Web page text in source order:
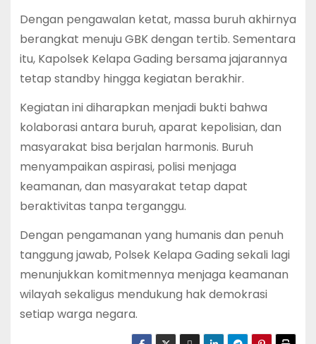
Dengan pengawalan ketat, massa buruh akhirnya
berangkat menuju GBK dengan tertib. Sementara
itu, Kapolsek Kelapa Gading bersama jajarannya
tetap standby hingga kegiatan berakhir.
Kegiatan ini diharapkan menjadi bukti bahwa
kolaborasi antara buruh, aparat kepolisian, dan
masyarakat bisa berjalan harmonis. Buruh
menyampaikan aspirasi, polisi menjaga
keamanan, dan masyarakat tetap dapat
beraktivitas tanpa terganggu.
Dengan pengamanan yang humanis dan penuh
tanggung jawab, Polsek Kelapa Gading sekali lagi
menunjukkan komitmennya menjaga keamanan
wilayah sekaligus mendukung hak demokrasi
setiap warga negara.